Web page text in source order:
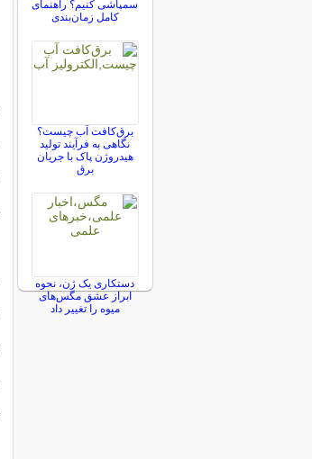
سمپاشی کنیم؟ راهنمای
کامل زمان‌بندی
برق‌کافت آب چیست؟
نگاهی به فرآیند تولید
هیدروژن پاک با جریان
برق
دستکاری یک ژن، نحوه
ابراز عشق مگس‌های
میوه را تغییر داد